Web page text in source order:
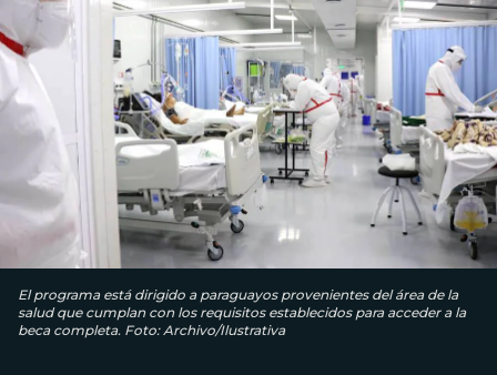
El programa está dirigido a paraguayos provenientes del área de la
salud que cumplan con los requisitos establecidos para acceder a la
beca completa. Foto: Archivo/Ilustrativa